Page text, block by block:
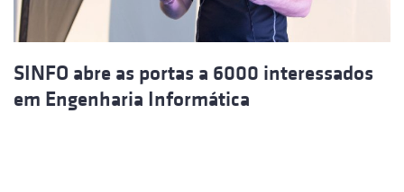
SINFO abre as portas a 6000 interessados
em Engenharia Informática